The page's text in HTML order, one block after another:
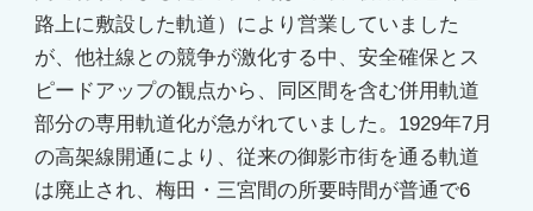
路上に敷設した軌道）により営業していました
が、他社線との競争が激化する中、安全確保とス
ピードアップの観点から、同区間を含む併用軌道
部分の専用軌道化が急がれていました。1929年7月
の高架線開通により、従来の御影市街を通る軌道
は廃止され、梅田・三宮間の所要時間が普通で6